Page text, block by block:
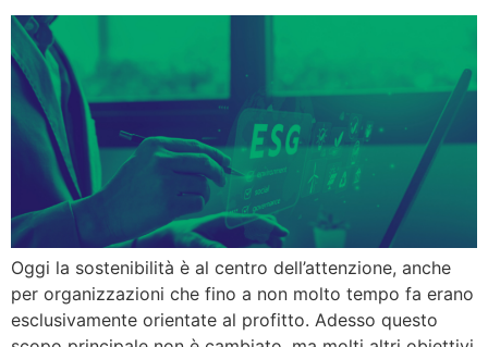
Oggi la sostenibilità è al centro dell’attenzione, anche
per organizzazioni che fino a non molto tempo fa erano
esclusivamente orientate al profitto. Adesso questo